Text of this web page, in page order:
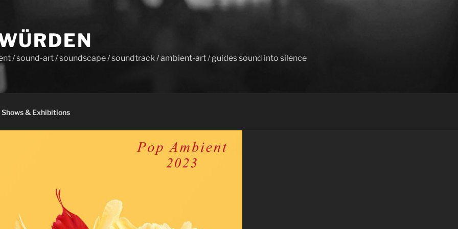
/ sound-art / soundscape / soundtrack / ambient-art / guides sound into silence
Shows & Exhibitions